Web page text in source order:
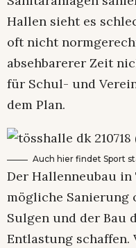
Hallen sieht es
oft nicht
absehbarerer Zeit
für Schul- und
dem Plan.
Auch hier findet Sport
Der Hallenneubau in
mögliche Sanierung
Sulgen und der Bau
Entlastung schaffen.